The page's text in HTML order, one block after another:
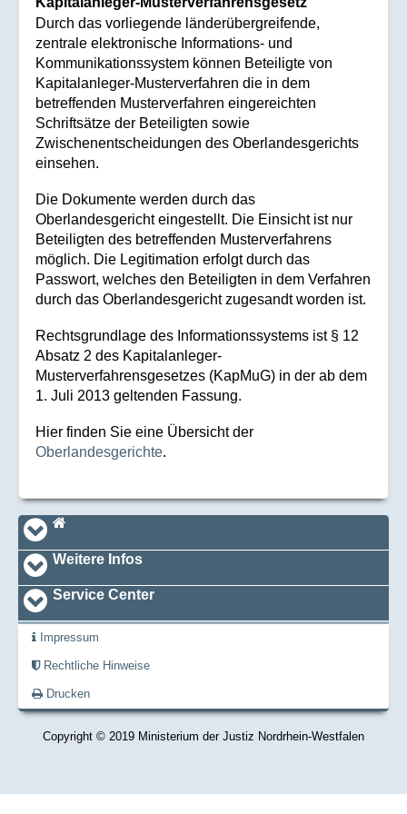
Durch das vorliegende länderübergreifende,
zentrale elektronische Informations- und
Kommunikationssystem können Beteiligte von
Kapitalanleger-Musterverfahren die in dem
betreffenden Musterverfahren eingereichten
Schriftsätze der Beteiligten sowie
Zwischenentscheidungen des Oberlandesgerichts
einsehen.
Die Dokumente werden durch das
Oberlandesgericht eingestellt. Die Einsicht ist nur
Beteiligten des betreffenden Musterverfahrens
möglich. Die Legitimation erfolgt durch das
Passwort, welches den Beteiligten in dem Verfahren
durch das Oberlandesgericht zugesandt worden ist.
Rechtsgrundlage des Informationssystems ist § 12
Absatz 2 des Kapitalanleger-
Musterverfahrensgesetzes (KapMuG) in der ab dem
1. Juli 2013 geltenden Fassung.
Hier finden Sie eine Übersicht der
Oberlandesgerichte.
Navi_footer
Startseite
Weitere Infos
Service Center
Impressum
Rechtliche Hinweise
Drucken
Copyright © 2019 Ministerium der Justiz Nordrhein-Westfalen